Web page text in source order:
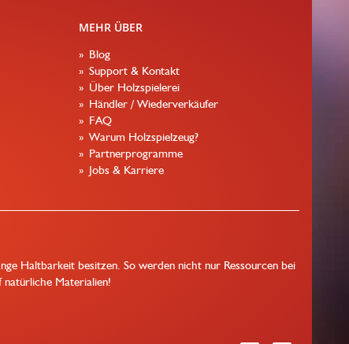
MEHR ÜBER
Blog
Support & Kontakt
Über Holzspielerei
Händler / Wiederverkäufer
FAQ
Warum Holzspielzeug?
Partnerprogramme
Jobs & Karriere
Haltbarkeit besitzen. So werden nicht nur Ressourcen bei
Materialien!